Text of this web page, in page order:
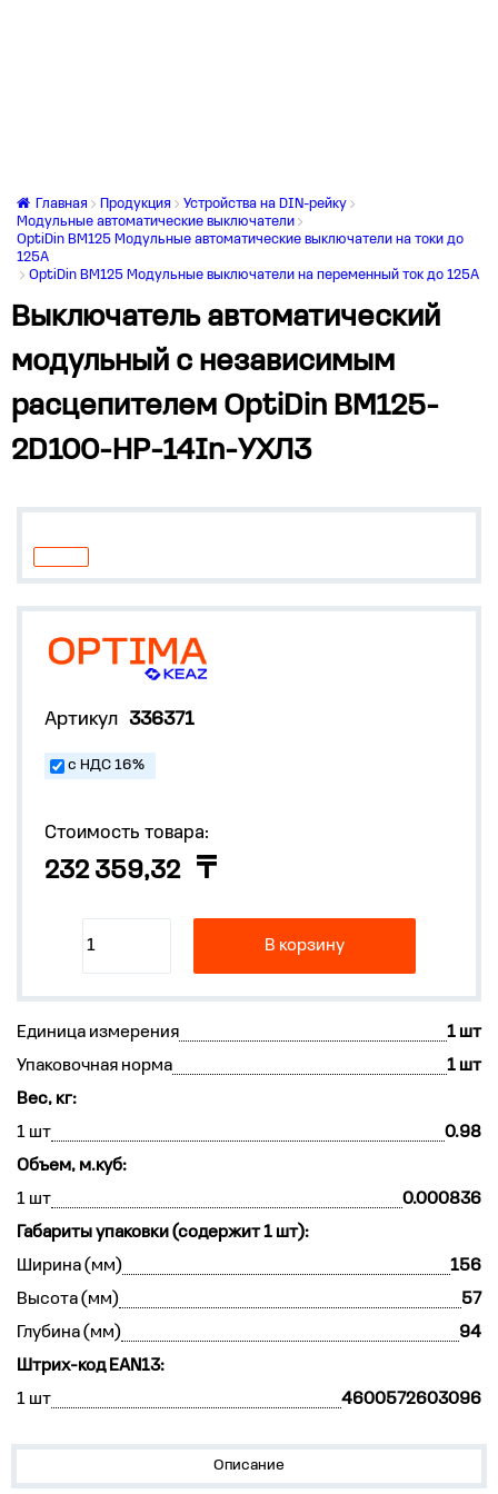
Главная Продукция
Устройства на DIN-рейку
Модульные автоматические выключатели
OptiDin BM125 Модульные автоматические выключатели на токи до
125А
OptiDin BM125 Модульные выключатели на переменный ток до 125А
Выключатель автоматический
модульный с независимым
расцепителем OptiDin BM125-
2D100-НР-14In-УХЛ3
Артикул 336371
с НДС 16%
Стоимость товара:
232 359,32
В корзину
Единица измерения
1 шт
Упаковочная норма
1 шт
Вес, кг:
1 шт
0.98
Объем, м.куб:
1 шт
0.000836
Габариты упаковки (содержит 1 шт):
Ширина (мм)
156
Высота (мм)
57
Глубина (мм)
94
Штрих-код EAN13:
1 шт
4600572603096
Описание